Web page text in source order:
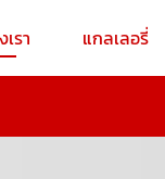
รา แกลเลอรี่